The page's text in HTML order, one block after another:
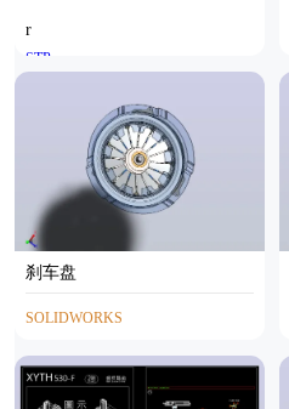
r
STP
刹车盘
SOLIDWORKS